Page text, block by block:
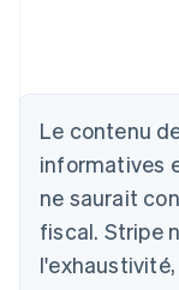
Le contenu
informatives
ne saurait
fiscal. Stripe
Allemagne
Deutsch
Australie
English
Autriche
Belgique